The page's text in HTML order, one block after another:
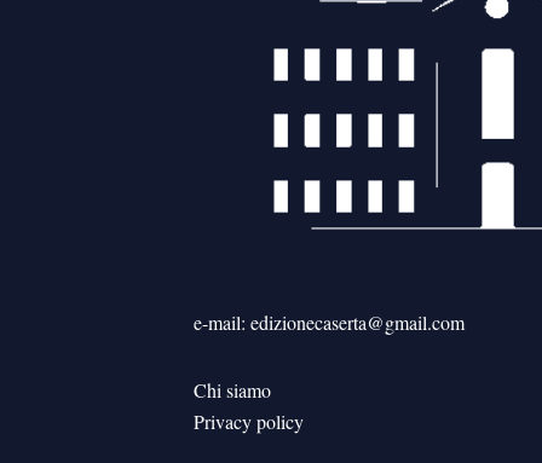
e-mail: edizionecaserta@gmail.com
Chi siamo
Privacy policy